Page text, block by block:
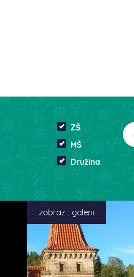
ZŠ
MŠ
Družina
zobrazit galerii